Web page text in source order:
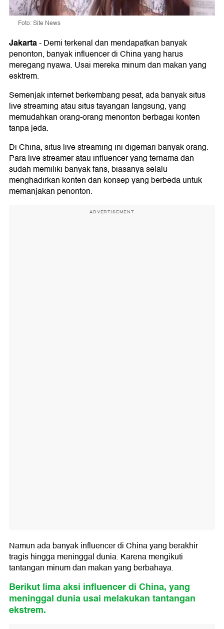
Foto: Site News
Jakarta-Demi terkenal dan mendapatkan banyak
penonton, banyak influencer di China yang harus
meregang nyawa. Usai mereka minum dan makan yang
esktrem.
Semenjak internet berkembang pesat, ada banyak situs
live streaming atau situs tayangan langsung, yang
memudahkan orang-orang menonton berbagai konten
tanpa jeda.
Di China, situs live streaming ini digemari banyak orang.
Para live streamer atau influencer yang ternama dan
sudah memiliki banyak fans, biasanya selalu
menghadirkan konten dan konsep yang berbeda untuk
memanjakan penonton.
ADVERTISEMENT
Namun ada banyak influencer di China yang berakhir
tragis hingga meninggal dunia. Karena mengikuti
tantangan minum dan makan yang berbahaya.
Berikut lima aksi influencer di China, yang
meninggal dunia usai melakukan tantangan
ekstrem.